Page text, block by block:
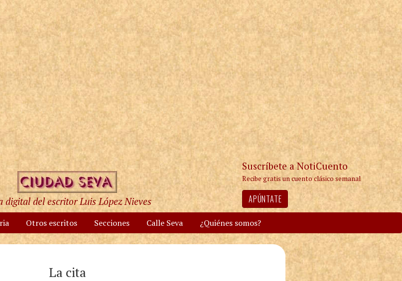
digital del escritor Luis López Nieves
Suscríbete a NotiCuento
Recibe gratis un cuento clásico semanal
APÚNTATE
Otros escritos Secciones Calle Seva ¿Quiénes somos?
La cita